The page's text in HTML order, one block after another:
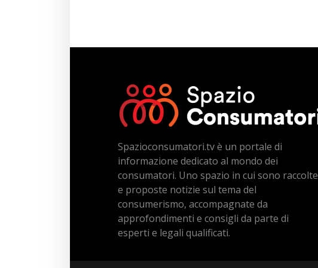
Spazioconsumatori.tv è un portale di
informazione dedicato al mondo dei
consumatori. Uno spazio in cui sono raccolte
e proposte notizie sul tema del
consumerismo, accompagnate da
approfondimenti e consigli da parte di
esperti e legali qualificati.